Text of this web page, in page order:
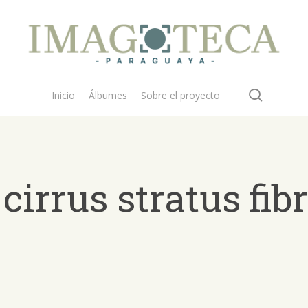
Inicio Álbumes Sobre el proyecto
stratus